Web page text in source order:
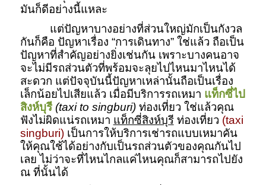
มันก็ดีอย่างนี้แหละ
แต่ปัญหาบางอย่างที่ส่วนใหญ่มักเป็นกังวล
กันก็คือ ปัญหาเรื่อง “การเดินทาง” ใช่แล้ว ถือเป็น
ปัญหาที่สำคัญอย่างยิ่งเช่นกัน เพราะบางคนอาจ
จะไม่มีรถส่วนตัวที่พร้อมจะลุยไปไหนมาไหนได้
สะดวก แต่ปัจจุบันนี้ปัญหาเหล่านั้นถือเป็นเรื่อง
เล็กน้อยไปเสียแล้ว เมื่อมีบริการรถเหมา แท็กซี่ไป
สิงห์บุรี(taxi to singburi)ท่องเที่ยว ใช่แล้วคุณ
ฟังไม่ผิดแน่รถเหมา แท็กซี่สิงห์บุรีท่องเที่ยว (taxi
singburi)เป็นการให้บริการเช่ารถแบบเหมาคัน
ให้คุณใช้ได้อย่างกับเป็นรถส่วนตัวของคุณกันไป
เลย ไม่ว่าจะที่ไหนไกลแค่ไหนคุณก็สามารถไปยัง
ณ ที่นั้นได้